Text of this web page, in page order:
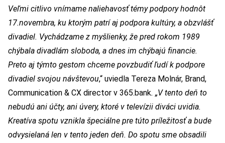
Veľmi citlivo vnímame naliehavosť témy podpory hodnôt
17.novembra, ku ktorým patrí aj podpora kultúry, a obzvlášť
divadiel. Vychádzame z myšlienky, že pred rokom 1989
chýbala divadlám sloboda, a dnes im chýbajú financie.
Preto aj týmto gestom chceme povzbudiť ľudí k podpore
divadiel svojou návštevou,“ uviedla Tereza Molnár, Brand,
Communication & CX director v 365.bank. „V tento deň to
nebudú ani účty, ani úvery, ktoré v televízii diváci uvidia.
Kreatíva spotu vznikla špeciálne pre túto príležitosť a bude
odvysielaná len v tento jeden deň. Do spotu sme obsadili